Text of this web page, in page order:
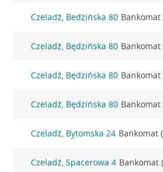
Czeladź, Bedzińska 80 Bankomat
Czeladź, Będzińska 80 Bankomat
Czeladź, Będzińska 80 Bankomat
Czeladź, Będzińska 80 Bankomat
Czeladź, Bytomska 24 Bankomat
Czeladź, Spacerowa 4 Bankomat